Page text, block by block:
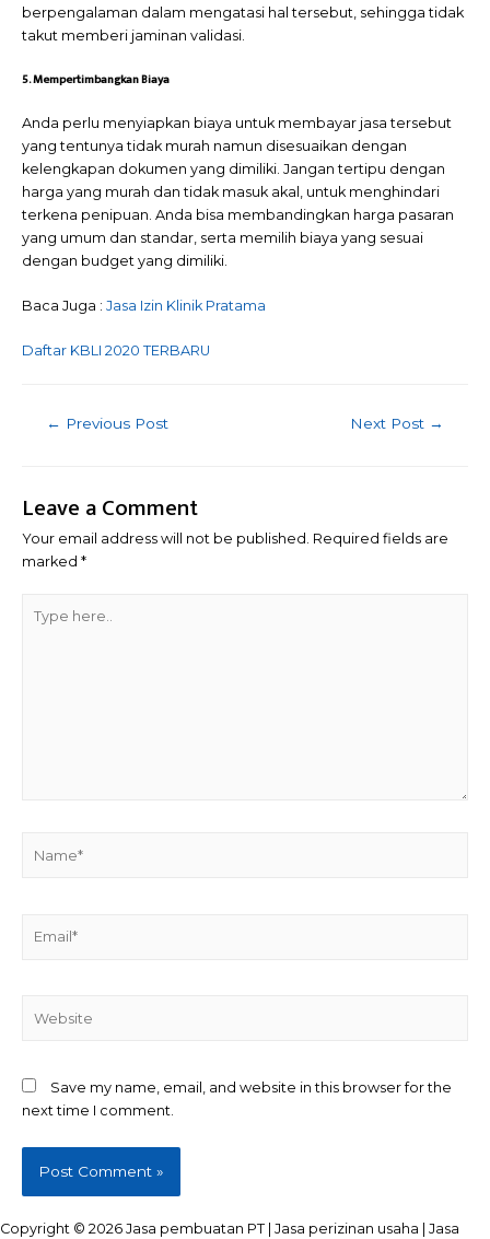
berpengalaman dalam mengatasi hal tersebut, sehingga tidak
takut memberi jaminan validasi.
5. Mempertimbangkan Biaya
Anda perlu menyiapkan biaya untuk membayar jasa tersebut
yang tentunya tidak murah namun disesuaikan dengan
kelengkapan dokumen yang dimiliki. Jangan tertipu dengan
harga yang murah dan tidak masuk akal, untuk menghindari
terkena penipuan. Anda bisa membandingkan harga pasaran
yang umum dan standar, serta memilih biaya yang sesuai
dengan budget yang dimiliki.
Baca Juga : Jasa Izin Klinik Pratama
Daftar KBLI 2020 TERBARU
Post
← Previous Post Next Post →
Leave a Comment
Your email address will not be published. Required fields are
marked *
here..
Save my name, email, and website in this browser for the
next time I comment.
Copyright © 2026 Jasa pembuatan PT | Jasa perizinan usaha | Jasa